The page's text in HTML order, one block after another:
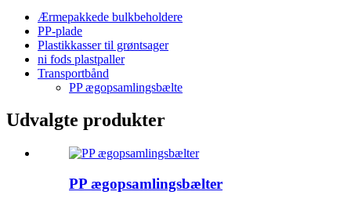
Ærmepakkede bulkbeholdere
PP-plade
Plastikkasser til grøntsager
ni fods plastpaller
Transportbånd
PP ægopsamlingsbælte
Udvalgte produkter
PP ægopsamlingsbælter